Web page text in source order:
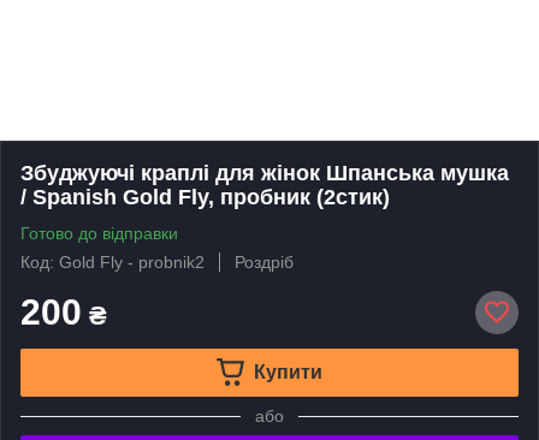
Збуджуючі краплі для жінок Шпанська мушка
/ Spanish Gold Fly, пробник (2стик)
Готово до відправки
Код: Gold Fly - probnik2
Роздріб
200 ₴
Купити
або